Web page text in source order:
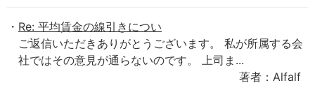
Re: 平均賃金の線引きについ
ご返信いただきありがとうございます。 私が所属する会
社ではその意見が通らないのです。 上司ま...
著者：Alfalf